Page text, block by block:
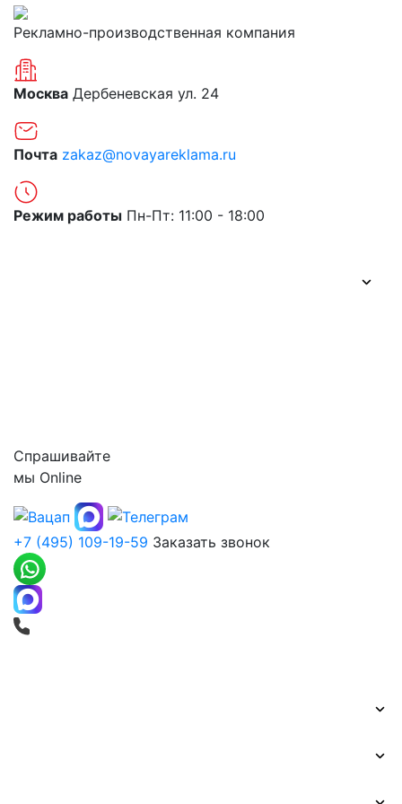
Рекламно-производственная компания
Москва Дербеневская ул. 24
Почта zakaz@novayareklama.ru
Режим работы Пн-Пт: 11:00 - 18:00
Спрашивайте
мы Online
+7 (495) 109-19-59 Заказать звонок